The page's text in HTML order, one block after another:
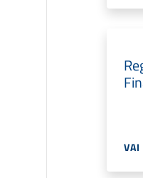
VAI